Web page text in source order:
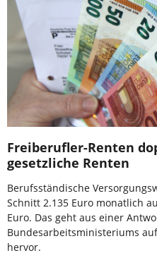
Freiberufler-Renten
gesetzliche Renten
Berufsständische
Schnitt 2.135 Euro monatlich
Euro. Das geht aus einer
Bundesarbeitsministeriums
hervor.